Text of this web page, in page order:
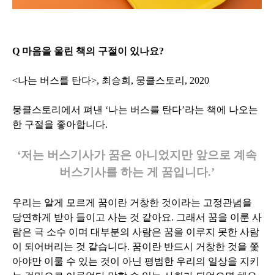
Q 마음을 울린 책의 구절이 있나요?
<나는 버스를 탄다>, 최승희, 뭉클스토리, 2020
뭉클스토리에서 펴낸 ‘나는 버스를 탄다’라는 책에 나오는
한 구절을 좋아합니다.
‘저는 버스기사가 꿈은 아니었지만 앞으로 계속
버스기사를 하는 게 꿈입니다.’
우리는 알게 모르게 꿈이란 거창한 것이라는 고정관념을
당연하게 받아 들이고 사는 것 같아요. 그래서 꿈을 이룬 사
람은 극 소수 이며 대부분의 사람은 꿈을 이루지 못한 사람
이 되어버리는 것 같습니다. 꿈이란 반드시 거창한 것을 쫓
아야만 이룰 수 있는 것이 아닌 평범한 우리의 일상을 지키